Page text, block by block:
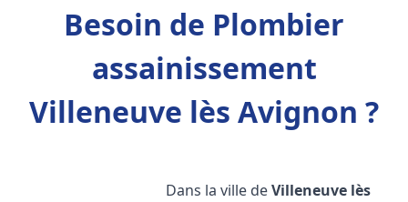
Besoin de Plombier
assainissement
Villeneuve lès Avignon ?
Dans la ville deVilleneuve lès